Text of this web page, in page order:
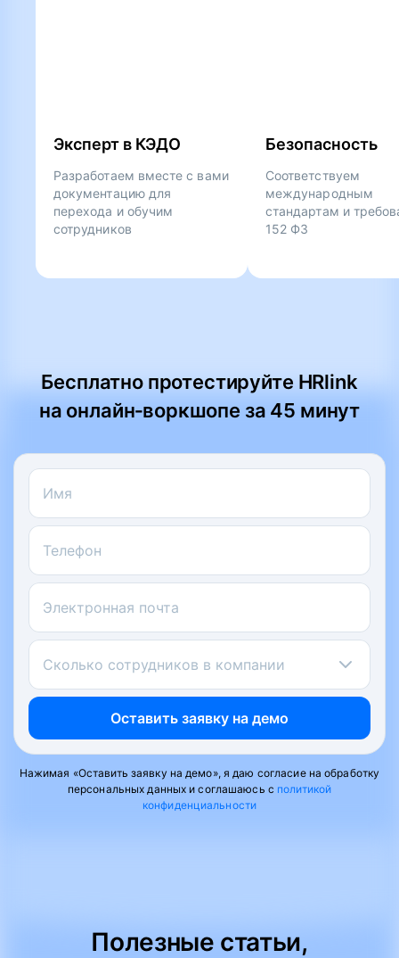
Эксперт в КЭДО
Разработаем вместе с вами
документацию для
перехода и обучим
сотрудников
Безопасность
Соответствуем
международным
стандартам и
152 ФЗ
Бесплатно протестируйте HRlink
на онлайн‑воркшопе за 45 минут
Имя
Телефон
Электронная почта
Сколько сотрудников в компании
Оставить заявку на демо
Нажимая «Оставить заявку на демо», я даю согласие на обработку
персональных данных и соглашаюсь с политикой
конфиденциальности
Полезные статьи,